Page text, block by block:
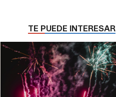
TE PUEDE INTERESAR